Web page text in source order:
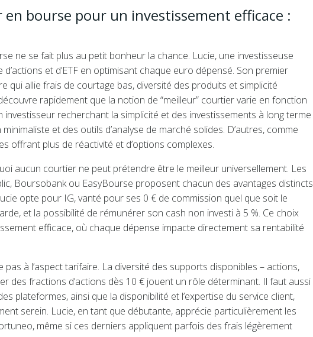
bourse pour un investissement efficace :
ne se fait plus au petit bonheur la chance. Lucie, une investisseuse
et d’ETF en optimisant chaque euro dépensé. Son premier
qui allie frais de courtage bas, diversité des produits et simplicité
rapidement que la notion de “meilleur” courtier varie en fonction
recherchant la simplicité et des investissements à long terme
et des outils d’analyse de marché solides. D’autres, comme
offrant plus de réactivité et d’options complexes.
aucun courtier ne peut prétendre être le meilleur universellement. Les
Boursobank ou EasyBourse proposent chacun des avantages distincts
opte pour IG, vanté pour ses 0 € de commission quel que soit le
et la possibilité de rémunérer son cash non investi à 5 %. Ce choix
efficace, où chaque dépense impacte directement sa rentabilité
à l’aspect tarifaire. La diversité des supports disponibles – actions,
des fractions d’actions dès 10 € jouent un rôle déterminant. Il faut aussi
plateformes, ainsi que la disponibilité et l’expertise du service client,
serein. Lucie, en tant que débutante, apprécie particulièrement les
même si ces derniers appliquent parfois des frais légèrement